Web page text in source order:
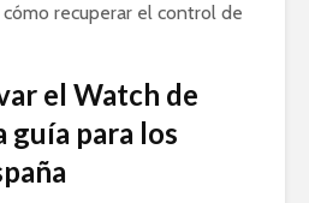
cómo recuperar el control de
el Watch de
guía para los